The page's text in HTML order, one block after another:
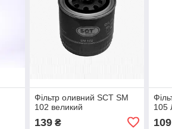
Фільтр оливний SCT SM
102 великий
139₴
105
109